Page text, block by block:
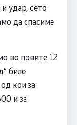
удар, сето
да спасиме
во првите 12
биле
кои за
и за